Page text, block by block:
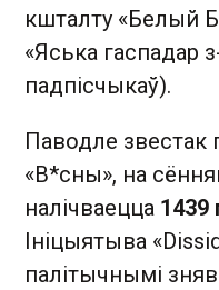
кшталту «Белый
«Яська гаспадар
падпісчыкаў).
Паводле звестак
«В*сны», на
налічваецца 1439
Ініцыятыва
палітычнымі